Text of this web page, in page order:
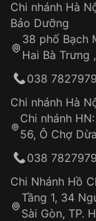
Áp dụng
Thời
công
Hotline: 0585
Từ khóa SEO:
Sản
Tự
Đảm
Đồng
trình sử
Chi nhánh Hà
Bảo Dưỡng
38 phố Bạch
Hai Bà Trưng
038 7827979
Chi nhánh Hà
Chi nhánh
56, Ô Chợ
038 7827979
Chi Nhánh Hồ
Tầng 1, 34
Sài Gòn, TP.